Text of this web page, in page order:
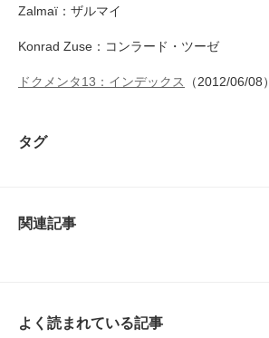
Zalmaï：ザルマイ
Konrad Zuse：コンラード・ツーゼ
ドクメンタ13：インデックス （2012/06/08）
タグ
関連記事
よく読まれている記事